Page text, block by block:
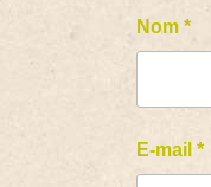
Nom*
E-mail*